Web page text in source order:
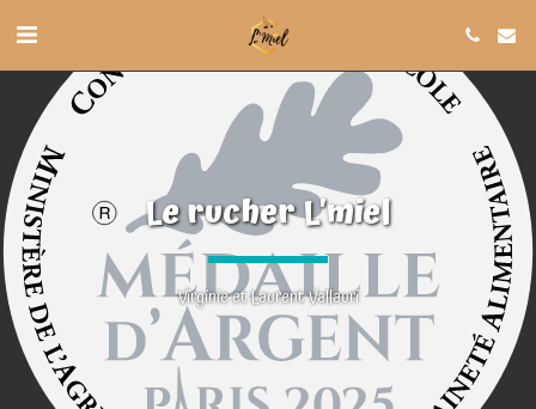
Le rucher L'miel
Virginie et Laurent Vallauri